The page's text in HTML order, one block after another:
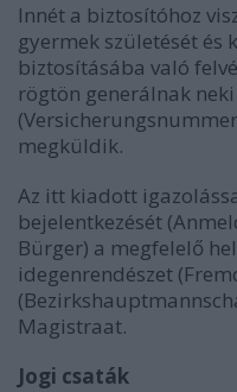
Innét a biztosítóhoz
gyermek születését és
biztosításába való
rögtön generálnak
megküldik.
Az itt kiadott
bejelentkezését
Bürger) a megfelelő
idegenrendészet
Magistraat.
Jogi csaták